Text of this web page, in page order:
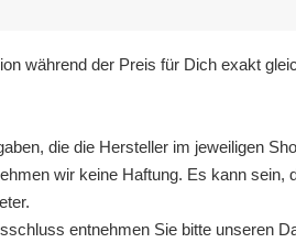
während der Preis für Dich exakt
die die Hersteller im jeweiligen
wir keine Haftung. Es kann
entnehmen Sie bitte unseren